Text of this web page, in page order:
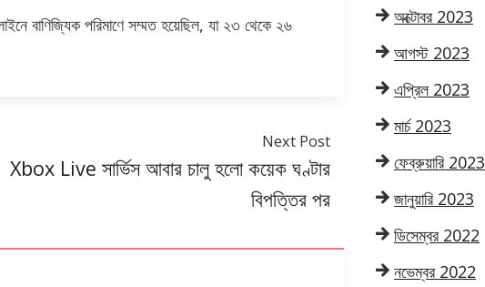
বাণিজ্যিক পরিমাণে সম্মত হয়েছিল, যা ২৩ থেকে ২৬
Next Post
Xbox Live সার্ভিস আবার চালু হলো কয়েক ঘণ্টার
বিপত্তির পর
অক্টোবর 2023
আগস্ট 2023
এপ্রিল 2023
মার্চ 2023
ফেব্রুয়ারি 2023
জানুয়ারি 2023
ডিসেম্বর 2022
নভেম্বর 2022